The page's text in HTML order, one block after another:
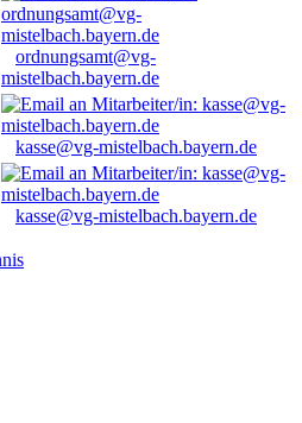
ordnungsamt@vg-
mistelbach.bayern.de
kasse@vg-mistelbach.bayern.de
kasse@vg-mistelbach.bayern.de